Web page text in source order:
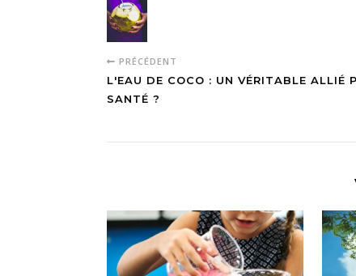
PRÉCÉDENT
L'EAU DE COCO : UN VÉRITABLE ALLIÉ
SANTÉ ?